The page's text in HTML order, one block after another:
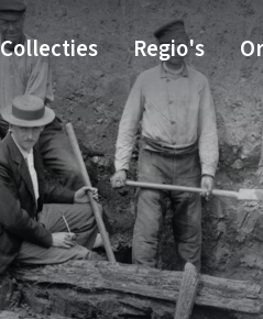
Collecties Regio's